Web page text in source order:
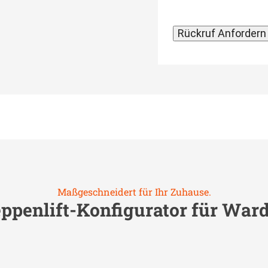
Maßgeschneidert für Ihr Zuhause.
Konfigurator für